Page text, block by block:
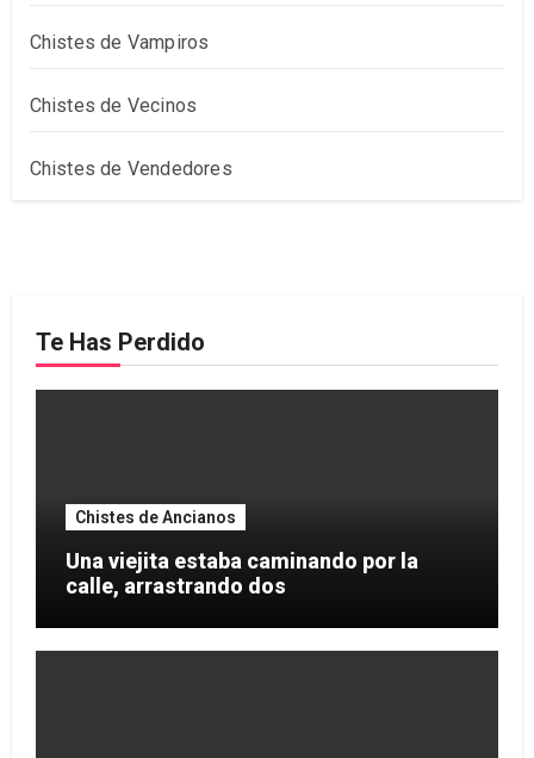
Chistes de Vampiros
Chistes de Vecinos
Chistes de Vendedores
Te Has Perdido
Chistes de Ancianos
Una viejita estaba caminando por la
calle, arrastrando dos